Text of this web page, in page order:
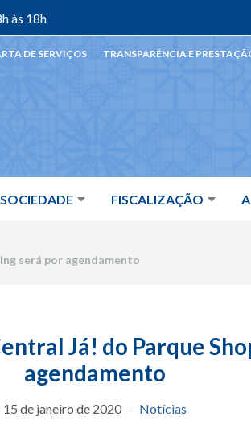
às 18h
SOCIEDADE FISCALIZAÇÃO
TRANSPARÊNCIA E
DE SERVIÇOS
será por agendamento
Já! do Parque
agendamento
15 de janeiro de 2020 Notícias